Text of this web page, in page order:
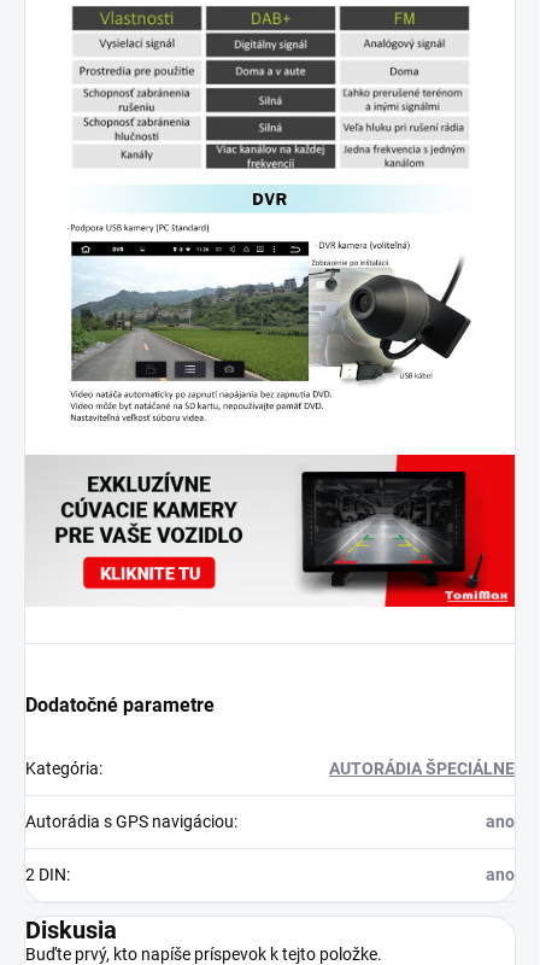
Dodatočné parametre
Kategória: AUTORÁDIA ŠPECIÁLNE
Autorádia s GPS navigáciou: ano
2 DIN: ano
Diskusia
Buďte prvý, kto napíše príspevok k tejto položke.